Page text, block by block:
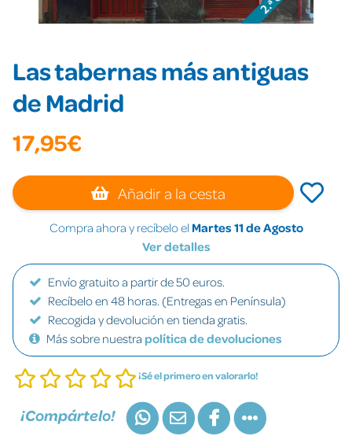
Las tabernas más antiguas
de Madrid
17,95€
Añadir a la cesta
Compra ahora y recíbelo el Martes 11 de Agosto
Ver detalles
Envío gratuito a partir de 50 euros.
Recíbelo en 48 horas. (Entregas en Península)
Recogida y devolución en tienda gratis.
Más sobre nuestra política de devoluciones
¡Sé el primero en valorarlo!
¡Compártelo!